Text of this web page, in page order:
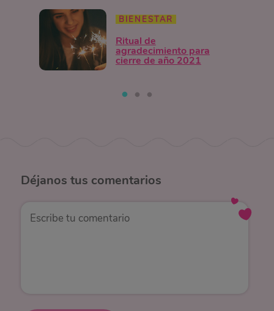
BIENESTAR
Ritual de
agradecimiento para
cierre de año 2021
Déjanos tus comentarios